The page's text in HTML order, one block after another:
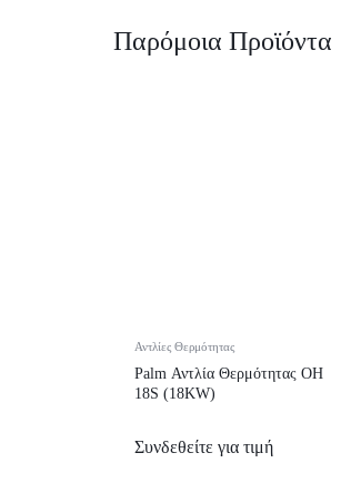
Παρόμοια Προϊόντα
Αντλίες Θερμότητας
Palm Αντλία Θερμότητας OH
18S (18KW)
Συνδεθείτε για τιμή